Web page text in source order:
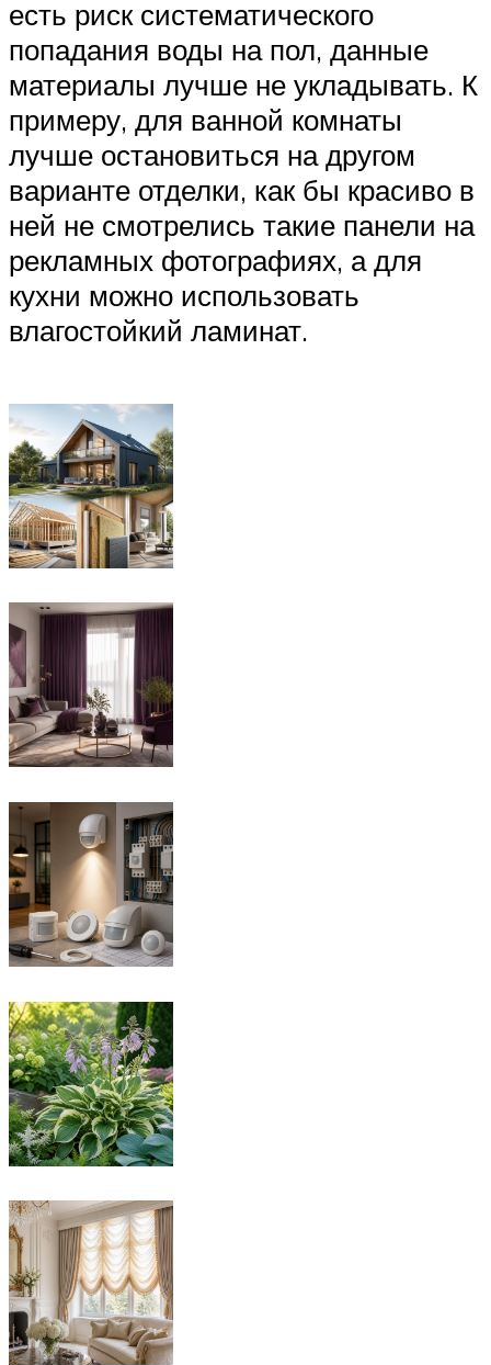
есть риск систематического
попадания воды на пол, данные
материалы лучше не укладывать. К
примеру, для ванной комнаты
лучше остановиться на другом
варианте отделки, как бы красиво в
ней не смотрелись такие панели на
рекламных фотографиях, а для
кухни можно использовать
влагостойкий ламинат.